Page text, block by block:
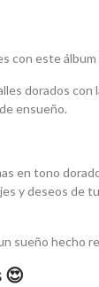
con este
dorados con
ensueño.
en tono
y deseos de
sueño hecho
😍